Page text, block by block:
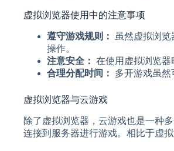
虚拟浏览器使用中的注意事项
遵守游戏规则：
虽然虚拟浏
操作。
注意安全： 在使用虚拟浏览器
合理分配时间：
多开游戏虽然
虚拟浏览器与云游戏
除了虚拟浏览器，云游戏也是一种
连接到服务器进行游戏。相比于虚